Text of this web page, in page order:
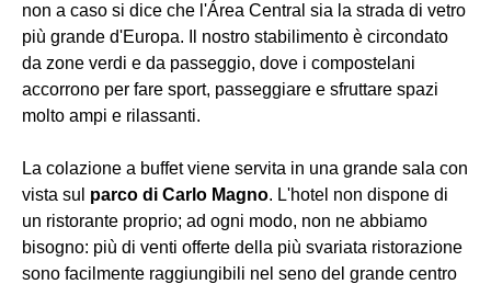
non a caso si dice che l'Área Central sia la strada di vetro
più grande d'Europa. Il nostro stabilimento è circondato
da zone verdi e da passeggio, dove i compostelani
accorrono per fare sport, passeggiare e sfruttare spazi
molto ampi e rilassanti.
La colazione a buffet viene servita in una grande sala con
vista sul parco di Carlo Magno. L'hotel non dispone di
un ristorante proprio; ad ogni modo, non ne abbiamo
bisogno: più di venti offerte della più svariata ristorazione
sono facilmente raggiungibili nel seno del grande centro